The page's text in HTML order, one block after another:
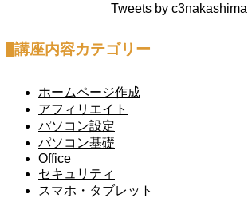
Tweets by c3nakashima
講座内容カテゴリー
ホームページ作成
アフィリエイト
パソコン設定
パソコン基礎
Office
セキュリティ
スマホ・タブレット